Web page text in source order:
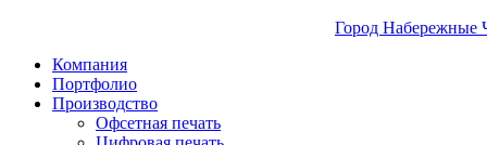
Город Набережные
Компания
Портфолио
Производство
Офсетная печать